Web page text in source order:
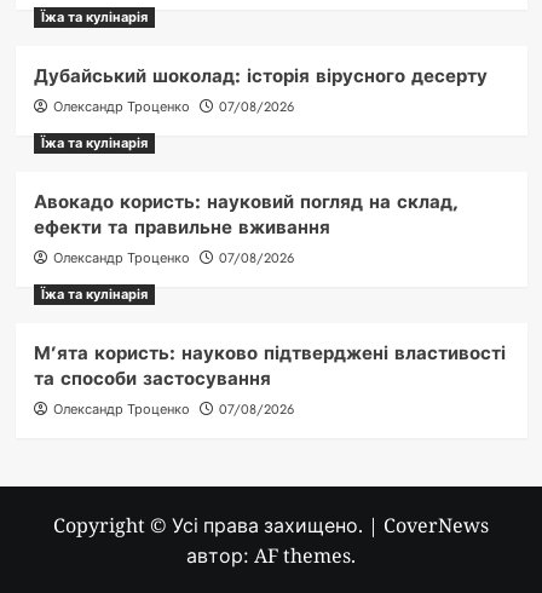
Їжа та кулінарія
Дубайський шоколад: історія вірусного десерту
Олександр Троценко
07/08/2026
Їжа та кулінарія
Авокадо користь: науковий погляд на склад,
ефекти та правильне вживання
Олександр Троценко
07/08/2026
Їжа та кулінарія
М’ята користь: науково підтверджені властивості
та способи застосування
Олександр Троценко 07/08/2026
Copyright © Усі права захищено. | CoverNews
автор: AF themes.